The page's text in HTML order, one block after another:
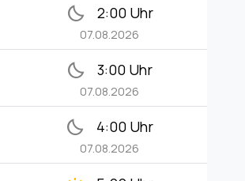
bedtime 2:00 Uhr
07.08.2026
bedtime 3:00 Uhr
07.08.2026
bedtime 4:00 Uhr
07.08.2026